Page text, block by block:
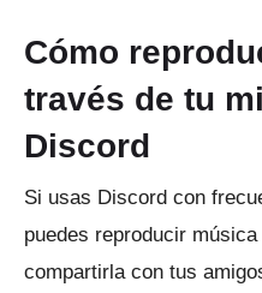
Cómo
través de tu
Discord
Si usas Discord con
puedes reproducir
compartirla con tus